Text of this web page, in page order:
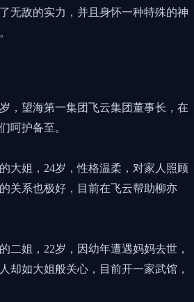
无敌的实力，并且身怀一种特殊的神
，望海第一集团飞云集团董事长，在
呵护备至。
大姐，24岁，性格温柔，对家人照顾
关系也极好，目前在飞云帮助柳亦
二姐，22岁，因幼年遭遇妈妈去世，
却如大姐般关心，目前开一家武馆，